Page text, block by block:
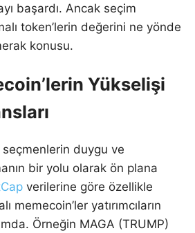
başardı. Ancak seçim
token’lerin değerini ne yönde
konusu.
Yükselişi
seçmenlerin duygu ve
bir yolu olarak ön plana
verilerine göre özellikle
memecoin’ler yatırımcıların
Örneğin MAGA (TRUMP)